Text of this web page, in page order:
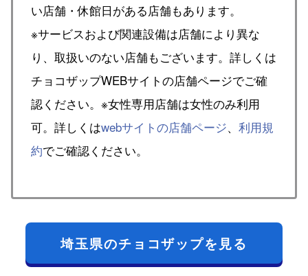
い店舗・休館日がある店舗もあります。
※サービスおよび関連設備は店舗により異な
り、取扱いのない店舗もございます。詳しくは
チョコザップWEBサイトの店舗ページでご確
認ください。※女性専用店舗は女性のみ利用
可。詳しくはwebサイトの店舗ページ、 利用規
約でご確認ください。
埼玉県のチョコザップを見る